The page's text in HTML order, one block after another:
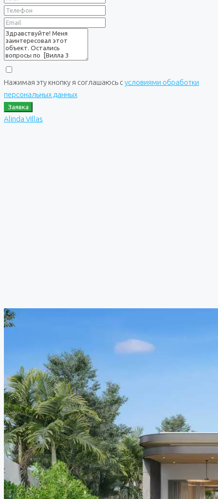
Нажимая эту кнопку я соглашаюсь сусловиями обработки
персональных данных
Заявка
Alinda Villas